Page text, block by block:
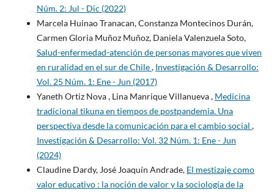
Núm. 2: Jul - Dic (2022)
Marcela Huinao Tranacan, Constanza Montecinos Durán,
Carmen Gloria Muñoz Muñoz, Daniela Valenzuela Soto,
Salud-enfermedad-atención de personas mayores que viven
en ruralidad en el sur de Chile, Investigación & Desarrollo:
Vol. 25 Núm. 1: Ene - Jun (2017)
Yaneth Ortiz Nova , Lina Manrique Villanueva , Medicina
tradicional tikuna en tiempos de postpandemia. Una
perspectiva desde la comunicación para el cambio social ,
Investigación & Desarrollo: Vol. 32 Núm. 1: Ene - Jun
(2024)
Claudine Dardy, José Joaquín Andrade, El mestizaje como
valor educativo : la noción de valor y la sociología de la